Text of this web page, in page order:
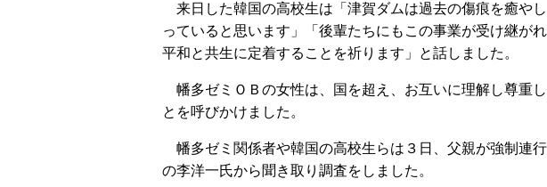
来日した韓国の高校生は「津賀ダムは過去の傷痕を癒や
っていると思います」「後輩たちにもこの事業が受け継が
平和と共生に定着することを祈ります」と話しました。
幡多ゼミＯＢの女性は、国を超え、お互いに理解し尊重
とを呼びかけました。
幡多ゼミ関係者や韓国の高校生らは３日、父親が強制連
の李洋一氏から聞き取り調査をしました。